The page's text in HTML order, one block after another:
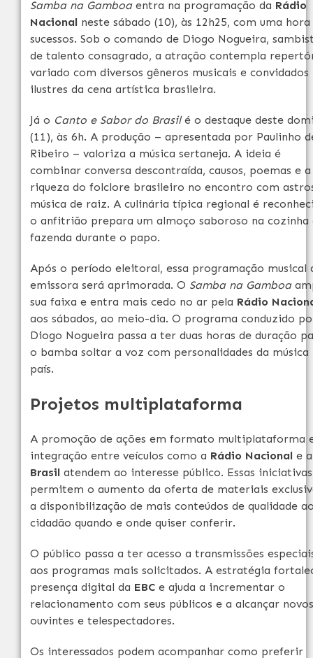
Samba na Gamboaentra na programação da Rádio
Nacional neste sábado (10), às 12h25, com uma hora
sucessos. Sob o comando de Diogo Nogueira,
de talento consagrado, a atração contempla
variado com diversos gêneros musicais e convidados
ilustres da cena artística brasileira.
Já o Canto e Sabor do Brasil é o destaque deste
(11), às 6h. A produção – apresentada por Paulinho
Ribeiro – valoriza a música sertaneja. A ideia é
combinar conversa descontraída, causos, poemas e a
riqueza do folclore brasileiro no encontro com
música de raiz. A culinária típica regional é
o anfitrião prepara um almoço saboroso na cozinha
fazenda durante o papo.
Após o período eleitoral, essa programação musical
emissora será aprimorada. O Samba na Gamboa
sua faixa e entra mais cedo no ar pela Rádio
aos sábados, ao meio-dia. O programa conduzido
Diogo Nogueira passa a ter duas horas de duração
o bamba soltar a voz com personalidades da música
país.
Projetos multiplataforma
A promoção de ações em formato multiplataforma
integração entre veículos como a Rádio Nacional e a
Brasil atendem ao interesse público. Essas iniciativas
permitem o aumento da oferta de materiais
a disponibilização de mais conteúdos de qualidade
cidadão quando e onde quiser conferir.
O público passa a ter acesso a transmissões
aos programas mais solicitados. A estratégia
presença digital da EBC e ajuda a incrementar o
relacionamento com seus públicos e a alcançar novos
ouvintes e telespectadores.
Os interessados podem acompanhar como preferir